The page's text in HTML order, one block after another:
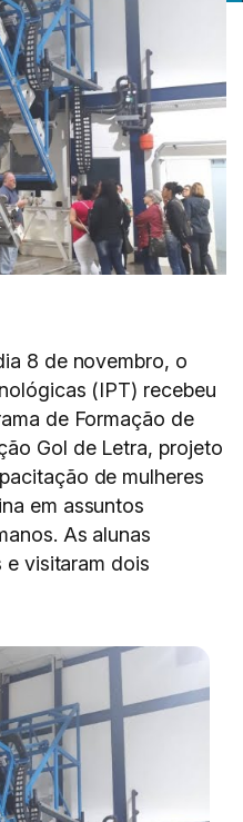
8 de novembro, o
(IPT) recebeu
de Formação de
Gol de Letra, projeto
de mulheres
em assuntos
As alunas
e visitaram dois